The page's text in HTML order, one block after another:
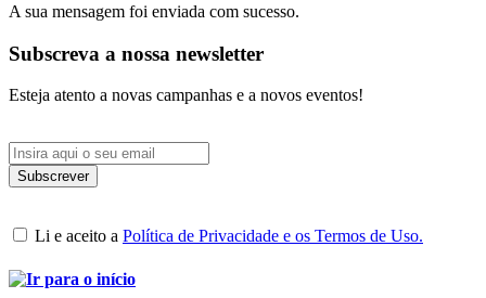
A sua mensagem foi enviada com sucesso.
Subscreva a nossa newsletter
Esteja atento a novas campanhas e a novos eventos!
Li e aceito a Política de Privacidade e os Termos de Uso.